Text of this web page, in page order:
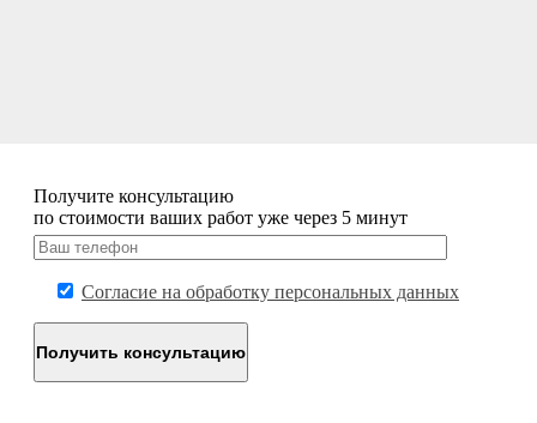
Получите консультацию
по стоимости ваших работ уже через 5 минут
Согласие на обработку персональных данных